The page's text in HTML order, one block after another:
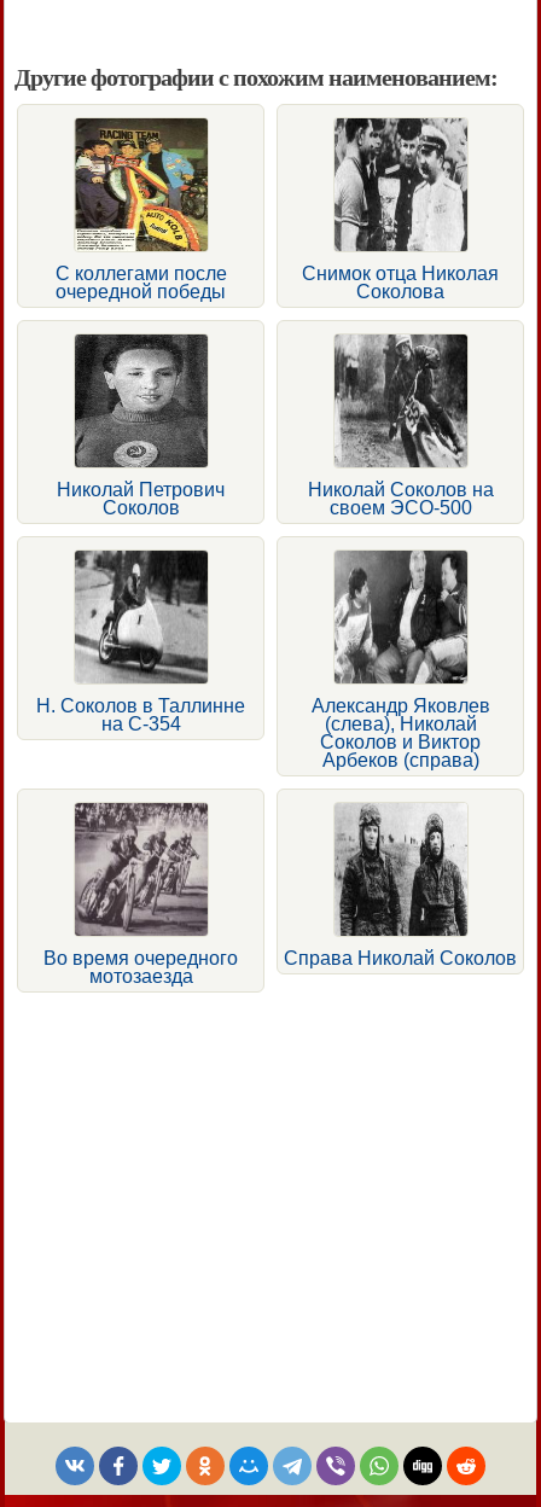
Другие фотографии с похожим наименованием:
С коллегами после
очередной победы
Снимок отца Николая
Соколова
Николай Петрович
Соколов
Николай Соколов на
своем ЭСО-500
Н. Соколов в Таллинне
на С-354
Александр Яковлев
(слева), Николай
Соколов и Виктор
Арбеков (справа)
Во время очередного
мотозаезда
Справа Николай Соколов